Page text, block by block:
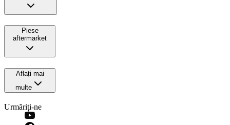
Piese
aftermarket
Aflați mai
multe
Urmăriți-ne